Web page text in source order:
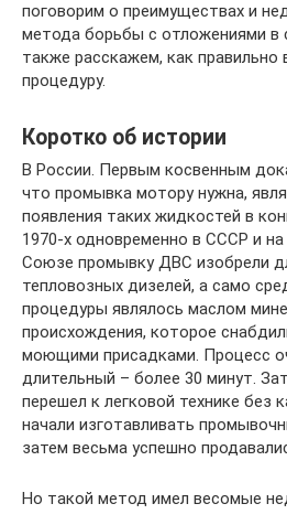
поговорим о преимуществах и
метода борьбы с отложениями в
также расскажем, как
процедуру.
Коротко об истории
В России. Первым косвенным
что промывка мотору нужна,
появления таких жидкостей в
1970-х одновременно в СССР и
Союзе промывку ДВС изобрели
тепловозных дизелей, а само
процедуры являлось маслом
происхождения, которое
моющими присадками. Процесс
длительный – более 30 минут.
перешел к легковой технике без
начали изготавливать
затем весьма успешно
Но такой метод имел весомые